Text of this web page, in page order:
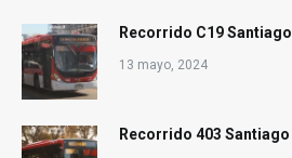
Recorrido C19 Santiago
13 mayo, 2024
Recorrido 403 Santiago